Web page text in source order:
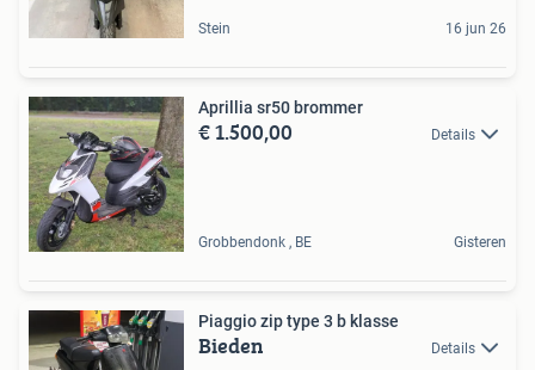
Stein 16 jun 26
Aprillia sr50 brommer
€ 1.500,00 Details
Grobbendonk , BE Gisteren
Piaggio zip type 3 b klasse
Bieden Details